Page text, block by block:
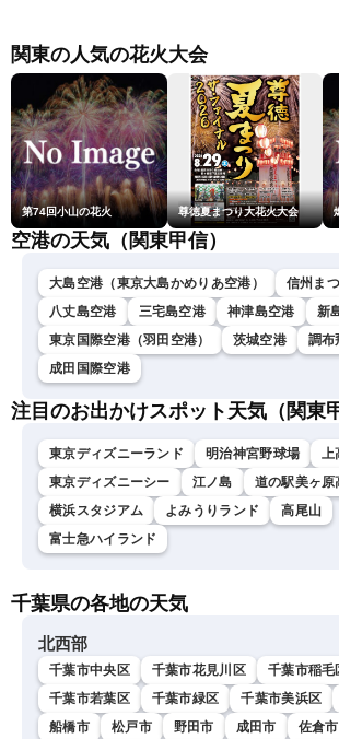
ーン・駒木結衣／内藤邦
裕〉
関東の人気の花火大会
第74回小山の花火 尊徳夏まつり大花火大会
空港の天気（関東甲信）
大島空港（東京大島かめりあ空港）
信州ま
八丈島空港
三宅島空港 神津島空港
新
東京国際空港（羽田空港）
茨城空港
調布
成田国際空港
注目のお出かけスポット天気（関東
東京ディズニーランド 明治神宮野球場
上
東京ディズニーシー
江ノ島
道の駅美ヶ原
横浜スタジアム
よみうりランド
高尾山
富士急ハイランド
千葉県の各地の天気
北西部
千葉市中央区 千葉市花見川区
千葉市稲毛
千葉市若葉区
千葉市緑区 千葉市美浜区
船橋市
松戸市 野田市 成田市 佐倉市